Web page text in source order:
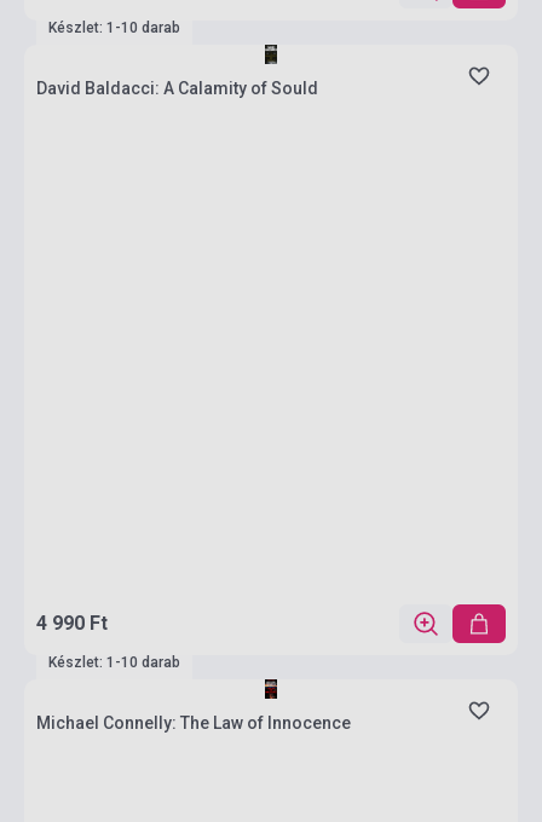
Készlet: 1-10 darab
David Baldacci: A Calamity of Sould
4 990 Ft
Készlet: 1-10 darab
Michael Connelly: The Law of Innocence